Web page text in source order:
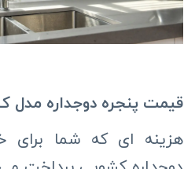
قیمت پنجره دوجداره مدل
هزینه ای که شما برای